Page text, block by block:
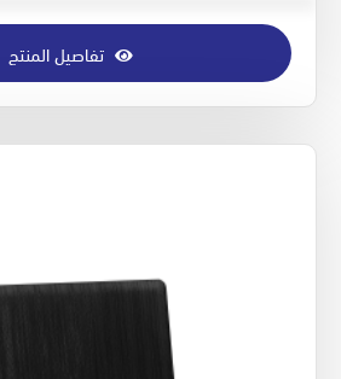
تفاصيل المنتج